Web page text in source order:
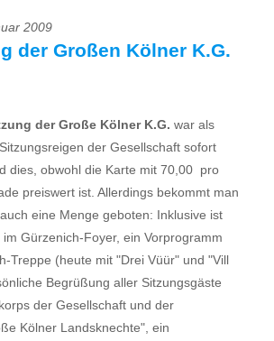
2009
der Großen Kölner K.G.
der Große Kölner K.G. war als
der Gesellschaft sofort
dies, obwohl die Karte mit 70,00  pro
preiswert ist. Allerdings bekommt man
eine Menge geboten: Inklusive ist
Gürzenich-Foyer, ein Vorprogramm
Treppe (heute mit "Drei Vüür" und "Vill
Begrüßung aller Sitzungsgäste
der Gesellschaft und der
Kölner Landsknechte", ein